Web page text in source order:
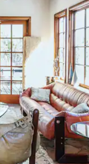
нагоре и надолу или